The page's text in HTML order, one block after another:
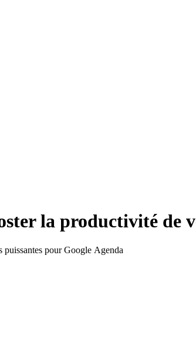
la productivité de
puissantes pour Google Agenda